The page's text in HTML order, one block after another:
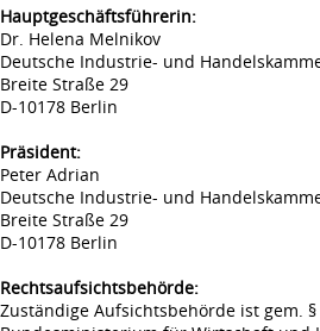
Hauptgeschäftsführerin:
Dr. Helena Melnikov
Deutsche Industrie- und
Breite Straße 29
D-10178 Berlin
Präsident:
Peter Adrian
Deutsche Industrie- und
Breite Straße 29
D-10178 Berlin
Rechtsaufsichtsbehörde:
Zuständige Aufsichtsbehörde ist gem. §